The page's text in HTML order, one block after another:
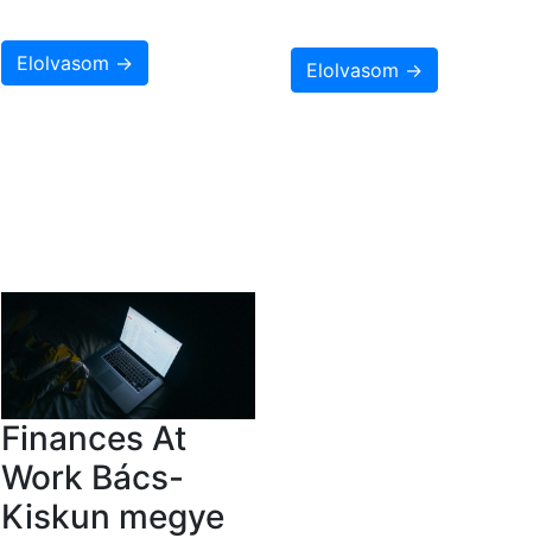
Elolvasom → Elolvasom →
Finances At
Work Bács-
Kiskun megye